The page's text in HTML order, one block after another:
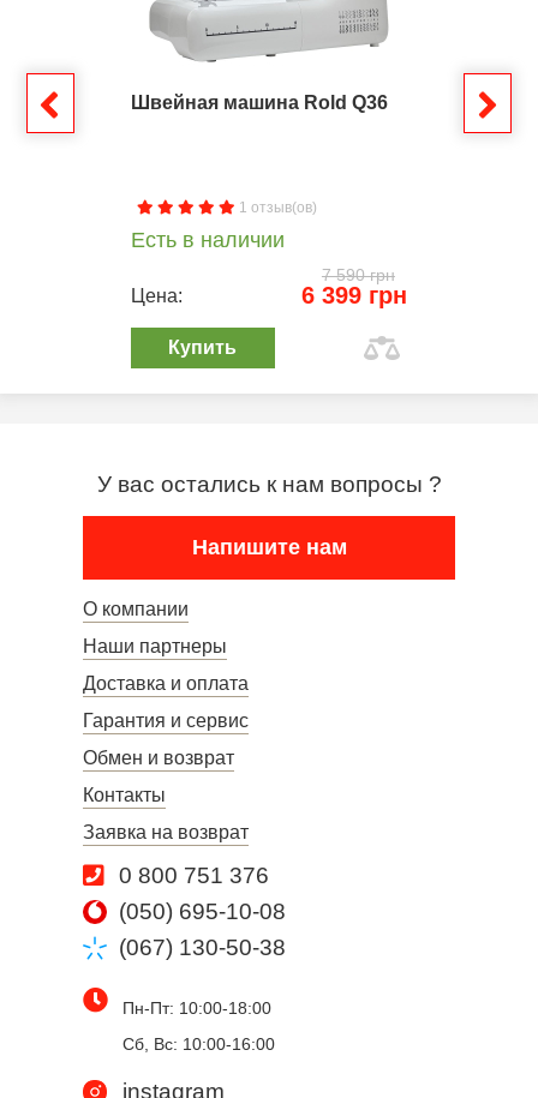
Швейная машина Rold Q36
1 отзыв(ов)
Есть в наличии
7 590 грн
Цена: 6 399 грн
Купить
У вас остались к нам вопросы ?
Напишите нам
О компании
Наши партнеры
Доставка и оплата
Гарантия и сервис
Обмен и возврат
Контакты
Заявка на возврат
0 800 751 376
(050) 695-10-08
(067) 130-50-38
Пн-Пт: 10:00-18:00
Сб, Вс: 10:00-16:00
instagram